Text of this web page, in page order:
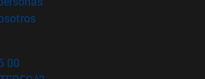
(abre en nueva ventana)
00